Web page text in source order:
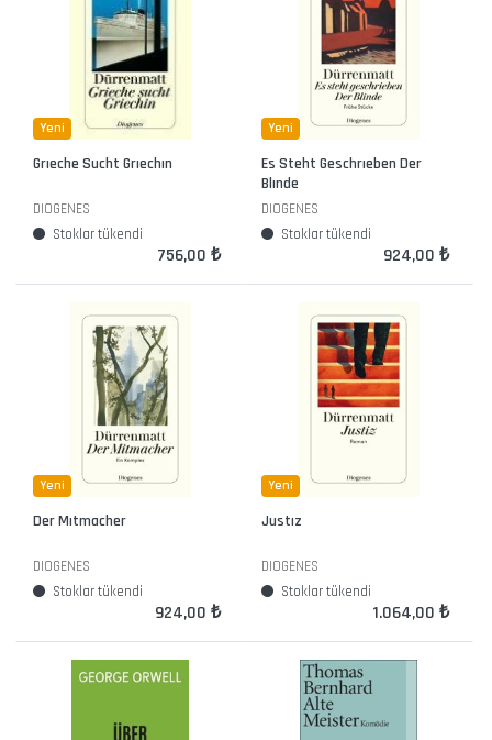
Yeni
Grıeche Sucht Grıechın
DIOGENES
Stoklar tükendi
756,00 ₺
Yeni
Es Steht Geschrıeben Der
Blınde
DIOGENES
Stoklar tükendi
924,00 ₺
Yeni
Der Mıtmacher
DIOGENES
Stoklar tükendi
924,00 ₺
Yeni
Justız
DIOGENES
Stoklar tükendi
1.064,00 ₺